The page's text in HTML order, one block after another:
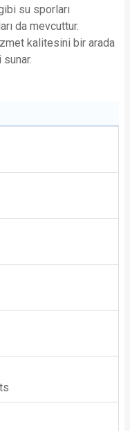
su sporları
da mevcuttur.
kalitesini bir arada